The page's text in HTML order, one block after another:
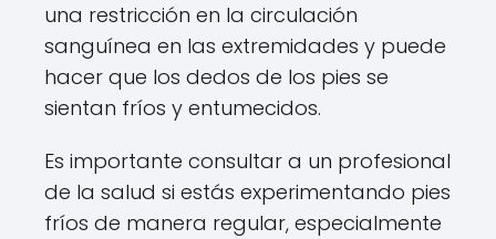
una restricción en la circulación
sanguínea en las extremidades y puede
hacer que los dedos de los pies se
sientan fríos y entumecidos.
Es importante consultar a un profesional
de la salud si estás experimentando pies
fríos de manera regular, especialmente